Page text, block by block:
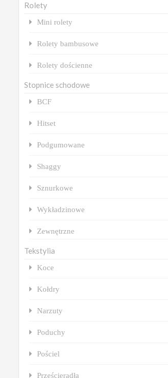
Rolety
Mini rolety
Rolety bambusowe
Rolety dościenne
Stopnice schodowe
BCF
Hitset
Podgumowane
Shaggy
Sznurkowe
Wykładzinowe
Zewnętrzne
Tekstylia
Koce
Kołdry
Narzuty
Poduchy
Pościel
Prześcieradła